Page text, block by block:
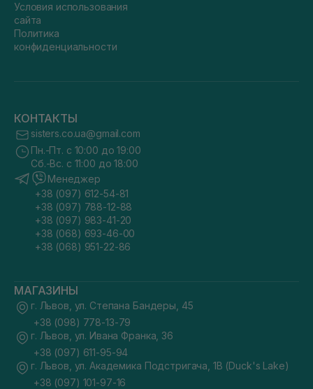
Условия использования
сайта
Политика
конфиденциальности
КОНТАКТЫ
sisters.co.ua@gmail.com
Пн.-Пт. с 10:00 до 19:00
Сб.-Вс. с 11:00 до 18:00
Менеджер
+38 (097) 612-54-81
+38 (097) 788-12-88
+38 (097) 983-41-20
+38 (068) 693-46-00
+38 (068) 951-22-86
МАГАЗИНЫ
г. Львов, ул. Степана Бандеры, 45
+38 (098) 778-13-79
г. Львов, ул. Ивана Франка, 36
+38 (097) 611-95-94
г. Львов, ул. Академика Подстригача, 1В (Duck's Lake)
+38 (097) 101-97-16